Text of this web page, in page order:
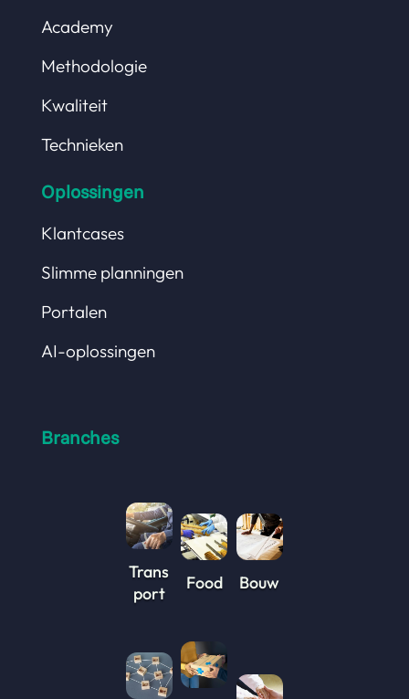
Academy
Methodologie
Kwaliteit
Technieken
Oplossingen
Klantcases
Slimme planningen
Portalen
AI-oplossingen
Branches
Trans
port
Food Bouw